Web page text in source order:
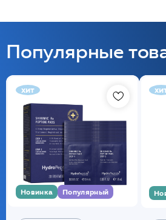
Популярные
хит
Новинка Популярный